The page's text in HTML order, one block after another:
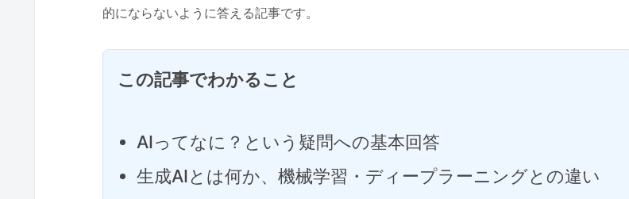
的にならないように答える記事です。
この記事でわかること
AIってなに？という疑問への基本回答
生成AIとは何か、機械学習・ディープラーニングとの違い